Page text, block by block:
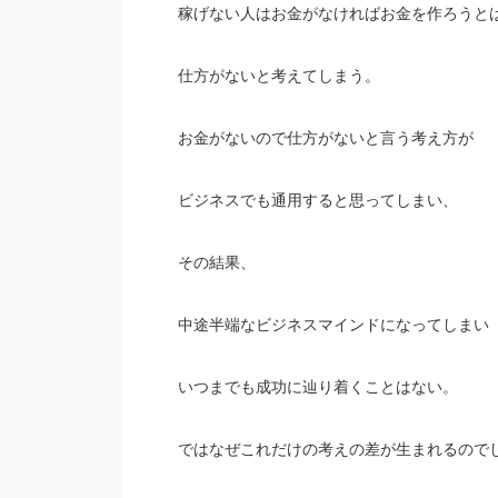
稼げない人はお金がなければお金を作ろうと
仕方がないと考えてしまう。
お金がないので仕方がないと言う考え方が
ビジネスでも通用すると思ってしまい、
その結果、
中途半端なビジネスマインドになってしまい
いつまでも成功に辿り着くことはない。
ではなぜこれだけの考えの差が生まれるので